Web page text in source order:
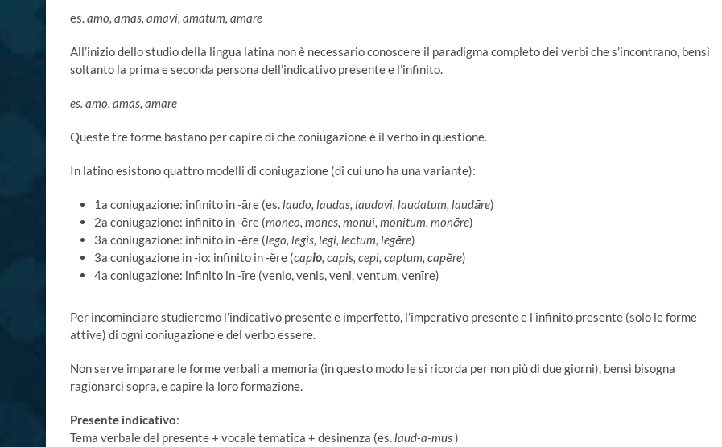
es.amo, amas, amavi, amatum, amare
All’inizio dello studio della lingua latina non è necessario conoscere il paradigma completo dei verbi che s’incontrano, bensì
soltanto la prima e seconda persona dell’indicativo presente e l’infinito.
es. amo, amas, amare
Queste tre forme bastano per capire di che coniugazione è il verbo in questione.
In latino esistono quattro modelli di coniugazione (di cui uno ha una variante):
1a coniugazione: infinito in -āre (es.laudo, laudas, laudavi, laudatum, laudāre)
2a coniugazione: infinito in -ēre (moneo, mones, monui, monitum, monēre)
3a coniugazione: infinito in -ĕre (lego, legis, legi, lectum, legĕre)
3a coniugazione in -io: infinito in -ĕre (capio, capis, cepi, captum, capĕre)
4a coniugazione: infinito in -īre (venio, venis, veni, ventum, venīre)
Per incominciare studieremo l’indicativo presente e imperfetto, l’imperativo presente e l’infinito presente (solo le forme
attive) di ogni coniugazione e del verbo essere.
Non serve imparare le forme verbali a memoria (in questo modo le si ricorda per non più di due giorni), bensì bisogna
ragionarci sopra, e capire la loro formazione.
Presente indicativo:
Tema verbale del presente + vocale tematica + desinenza (es.laud-a-mus)